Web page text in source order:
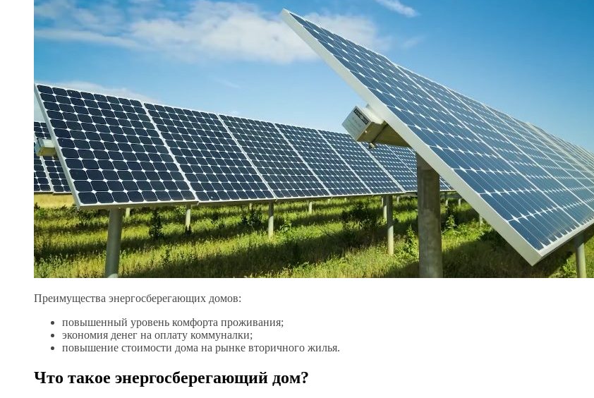
Преимущества энергосберегающих домов:
повышенный уровень комфорта проживания;
экономия денег на оплату коммуналки;
повышение стоимости дома на рынке вторичного жилья.
Что такое энергосберегающий дом?